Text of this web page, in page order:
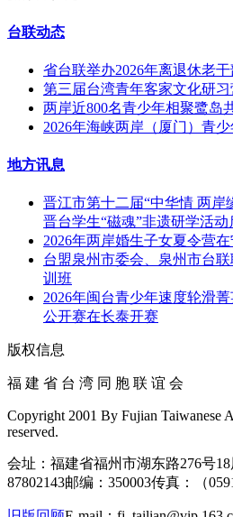
台联动态
省台联举办2026年离退休老
第三届台湾青年客家文化研
两岸近800名青少年相聚鹭岛
2026年海峡两岸（厦门）青
地方讯息
晋江市第十二届“中华情 两岸
晋台学生“磁魂”非遗研学活动
2026年两岸婚生子女夏令营
台盟泉州市委会、泉州市台
训班
2026年闽台青少年速度轮滑
公开赛在长泰开赛
版权信息
福 建 省 台 湾 同 胞 联 谊 会
Copyright 2001 By Fujian Taiwanese
reserved.
会址：福建省福州市湖东路276号
87802143邮编：350003传真：（